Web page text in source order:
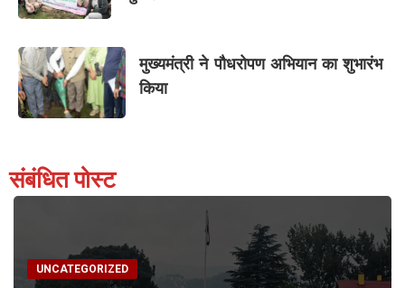
मुख्यमंत्री ने पौधरोपण अभियान का शुभारंभ
किया
संबंधित पोस्ट
UNCATEGORIZED